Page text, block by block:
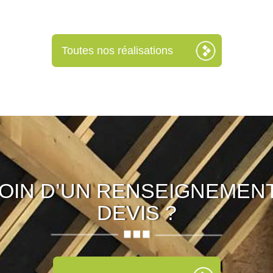
Toutes nos réalisations
D’UN
DEVIS ?